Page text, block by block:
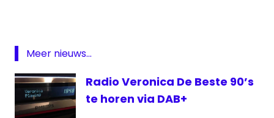
Nederland
Twente
Meer nieuws...
Radio Veronica De Beste 90’s
te horen via DAB+